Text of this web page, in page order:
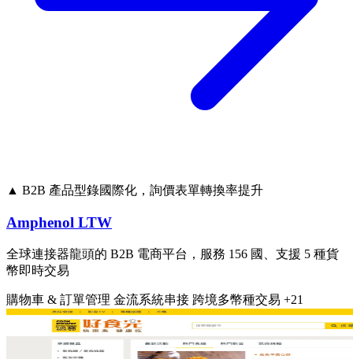
▲ B2B 產品型錄國際化，詢價表單轉換率提升
Amphenol LTW
全球連接器龍頭的 B2B 電商平台，服務 156 國、支援 5 種貨
幣即時交易
購物車 & 訂單管理 金流系統串接 跨境多幣種交易 +21